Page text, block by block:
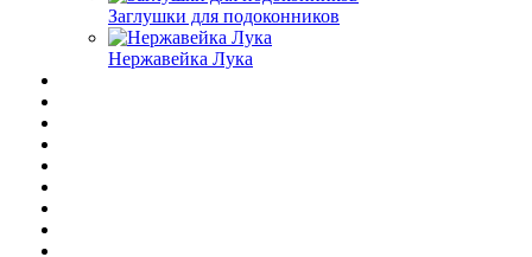
Заглушки для подоконников
Нержавейка Лука